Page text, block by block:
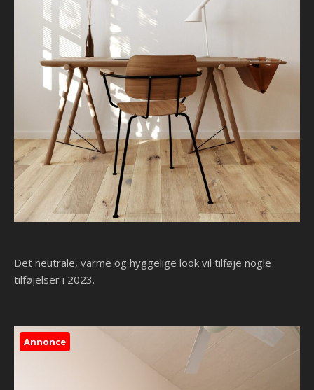
Det neutrale, varme og hyggelige look vil tilføje nogle
tilføjelser i 2023.
Annonce